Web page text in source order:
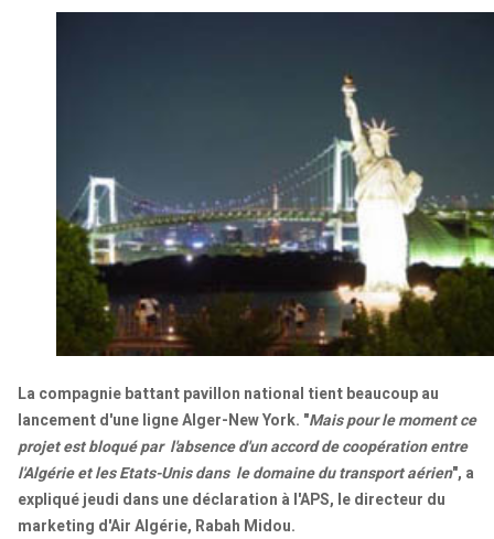
La compagnie battant pavillon national tient beaucoup au
lancement d'une ligne Alger-New York. "Mais pour le moment ce
projet est bloqué par l'absence d'un accord de coopération entre
l'Algérie et les Etats-Unis dans le domaine du transport aérien", a
expliqué jeudi dans une déclaration à l'APS, le directeur du
marketing d'Air Algérie, Rabah Midou.